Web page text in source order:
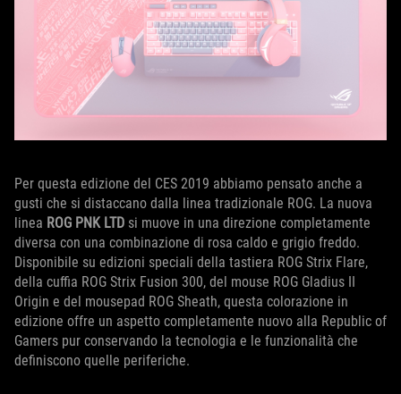
Per questa edizione del CES 2019 abbiamo pensato anche a
gusti che si distaccano dalla linea tradizionale ROG. La nuova
linea ROG PNK LTD si muove in una direzione completamente
diversa con una combinazione di rosa caldo e grigio freddo.
Disponibile su edizioni speciali della tastiera ROG Strix Flare,
della cuffia ROG Strix Fusion 300, del mouse ROG Gladius II
Origin e del mousepad ROG Sheath, questa colorazione in
edizione offre un aspetto completamente nuovo alla Republic of
Gamers pur conservando la tecnologia e le funzionalità che
definiscono quelle periferiche.